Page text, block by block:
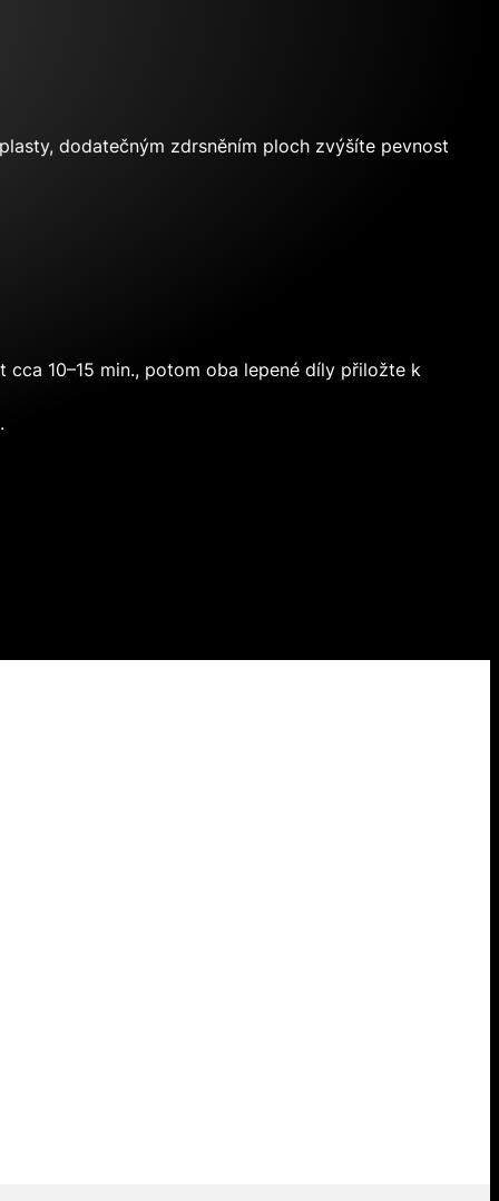
dodatečným zdrsněním ploch zvýšíte pevnost
10–15 min., potom oba lepené díly přiložte k